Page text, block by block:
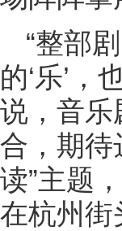
“整部
的‘乐’，
说，音乐
合，期待
读”主题
在杭州街